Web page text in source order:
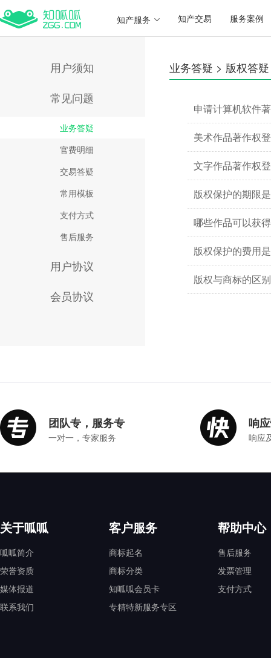
知产服务 知产交易 服务案例
用户须知
常见问题
业务答疑
官费明细
交易答疑
常用模板
支付方式
售后服务
用户协议
会员协议
业务答疑 > 版权答疑
申请计算机软件
美术作品著作权
文字作品著作权
版权保护的期限
哪些作品可以获
版权保护的费用
版权与商标的区
团队专，服务专
一对一，专家服务
响
响应
关于呱呱
呱呱简介
荣誉资质
媒体报道
联系我们
客户服务
商标起名
商标分类
知呱呱会员卡
专精特新服务专区
帮助中心
售后服务
发票管理
支付方式